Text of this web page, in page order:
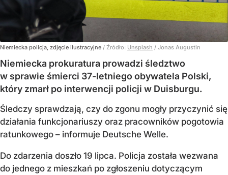
Niemiecka policja, zdjęcie ilustracyjne / Źródło: Unsplash / Jonas Augustin
Niemiecka prokuratura prowadzi śledztwo
w sprawie śmierci 37-letniego obywatela Polski,
który zmarł po interwencji policji w Duisburgu.
Śledczy sprawdzają, czy do zgonu mogły przyczynić się
działania funkcjonariuszy oraz pracowników pogotowia
ratunkowego – informuje Deutsche Welle.
Do zdarzenia doszło 19 lipca. Policja została wezwana
do jednego z mieszkań po zgłoszeniu dotyczącym